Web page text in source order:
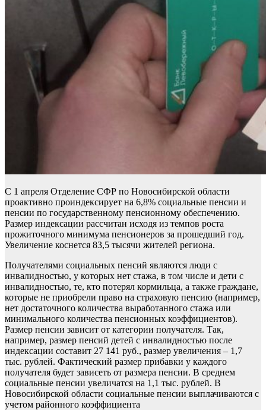
С 1 апреля Отделение СФР по Новосибирской области
проактивно проиндексирует на 6,8% социальные пенсии и
пенсии по государственному пенсионному обеспечению.
Размер индексации рассчитан исходя из темпов роста
прожиточного минимума пенсионеров за прошедший год.
Увеличение коснется 83,5 тысячи жителей региона.
Получателями социальных пенсий являются люди с
инвалидностью, у которых нет стажа, в том числе и дети с
инвалидностью, те, кто потерял кормильца, а также граждане,
которые не приобрели право на страховую пенсию (например,
нет достаточного количества выработанного стажа или
минимального количества пенсионных коэффициентов).
Размер пенсии зависит от категории получателя. Так,
например, размер пенсий детей с инвалидностью после
индексации составит 27 141 руб., размер увеличения – 1,7
тыс. рублей. Фактический размер прибавки у каждого
получателя будет зависеть от размера пенсии. В среднем
социальные пенсии увеличатся на 1,1 тыс. рублей. В
Новосибирской области социальные пенсии выплачиваются с
учетом районного коэффициента